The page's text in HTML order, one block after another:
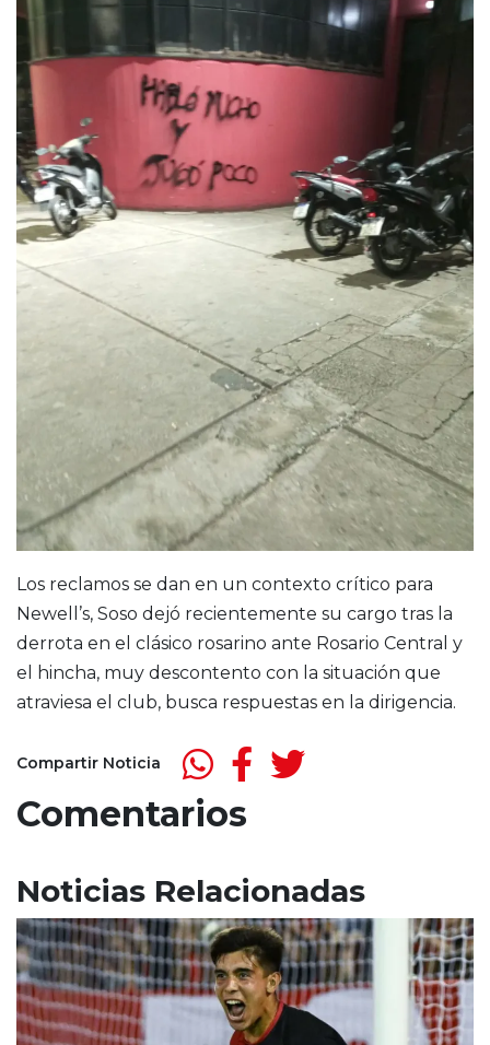
Los reclamos se dan en un contexto crítico para
Newell’s, Soso dejó recientemente su cargo tras la
derrota en el clásico rosarino ante Rosario Central y
el hincha, muy descontento con la situación que
atraviesa el club, busca respuestas en la dirigencia.
Compartir Noticia
Comentarios
Noticias Relacionadas